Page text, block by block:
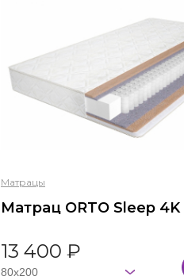
Матрацы
Матрац ORTO Sleep 4K
13 400 ₽